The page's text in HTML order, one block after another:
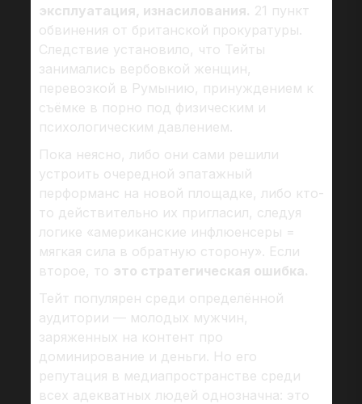
эксплуатация, изнасилования. 21 пункт
обвинения от британской прокуратуры.
Следствие установило, что Тейты
занимались вербовкой женщин,
перевозкой в Румынию, принуждением к
съёмке в порно под физическим и
психологическим давлением.
Пока неясно, либо они сами решили
устроить очередной эпатажный
перформанс на новой площадке, либо кто-
то действительно их пригласил, следуя
логике «американские инфлюенсеры =
мягкая сила в обратную сторону». Если
второе, то это стратегическая ошибка.
Тейт популярен среди определённой
аудитории — молодых мужчин,
заряженных на контент про
доминирование и деньги. Но его
репутация в медиапространстве среди
всех адекватных людей однозначна: это